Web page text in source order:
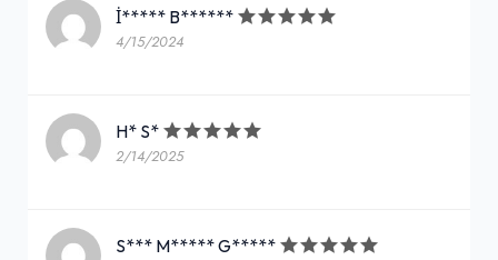
İ***** B******
4/15/2024
H* S*
2/14/2025
S*** M***** G*****